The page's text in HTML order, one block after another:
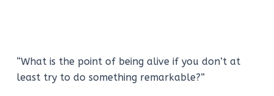
“What is the point of being alive if you don’t at
least try to do something remarkable?”